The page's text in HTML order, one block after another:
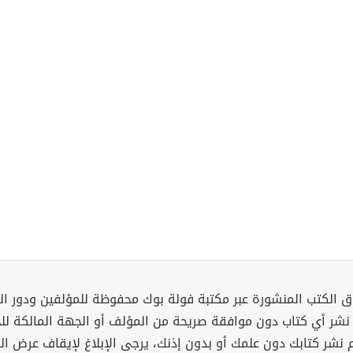
الكتب المنشورة عبر مكتبة فولة بوك محفوظة للمؤلفين ودور
نشر أي كتاب دون موافقة صريحة من المؤلف أو الجهة المالكة
نشر كتابك دون علمك أو بدون إذنك، يرجى الإبلاغ لإيقاف عرض